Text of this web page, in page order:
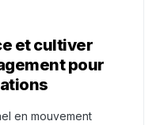
et cultiver
pour
en mouvement